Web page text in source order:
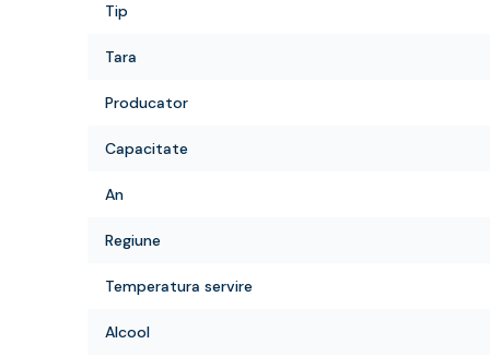
Tip
Tara
Producator
Capacitate
An
Regiune
Temperatura servire
Alcool